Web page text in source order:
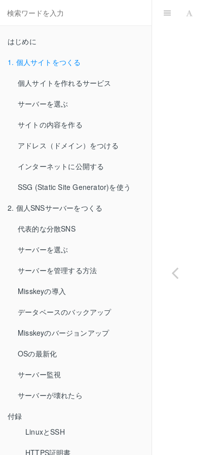
はじめに
1. 個人サイトをつくる
個人サイトを作れるサービス
サーバーを選ぶ
サイトの内容を作る
アドレス（ドメイン）をつける
インターネットに公開する
SSG (Static Site Generator)を使う
2. 個人SNSサーバーをつくる
代表的な分散SNS
サーバーを選ぶ
サーバーを管理する方法
Misskeyの導入
データベースのバックアップ
Misskeyのバージョンアップ
OSの最新化
サーバー監視
サーバーが壊れたら
付録
LinuxとSSH
HTTPS証明書